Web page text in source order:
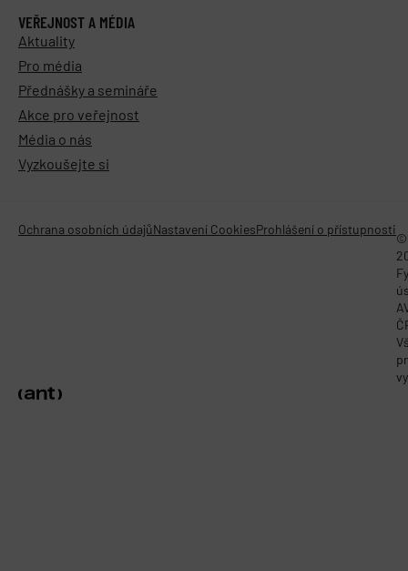
VEŘEJNOST A MÉDIA
Aktuality
Pro média
Přednášky a semináře
Akce pro veřejnost
Média o nás
Vyzkoušejte si
©
Ochrana osobních údajůNastavení CookiesProhlášení o přístupnosti